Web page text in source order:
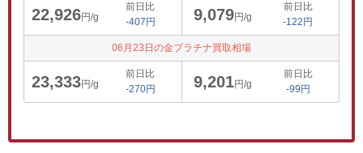
22,926円/g
前日比
-407円
9,079円/g
前日比
-122円
06月23日の金プラチナ買取相場
23,333円/g
前日比
-270円
9,201円/g
前日比
-99円